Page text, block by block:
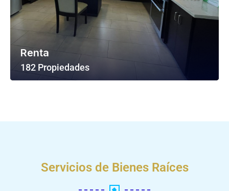
Renta
182 Propiedades
Servicios de Bienes Raíces